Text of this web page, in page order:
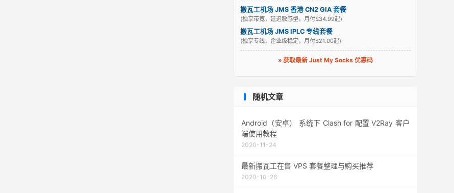
搬瓦工机场 JMS 香港 CN2 GIA 套餐
(独享带宽，延迟敏感型，月付$34.99起)
搬瓦工机场 JMS IPLC 专线套餐
(独享专线，企业级稳定，月付$21.00起)
» 获取最新 Just My Socks 优惠码
随机文章
Android（安卓） 系统下 Clash for 配置 V2Ray 客户
端使用教程
2020-11-24
最新搬瓦工在售 VPS 套餐整理与购买推荐
2020-10-26